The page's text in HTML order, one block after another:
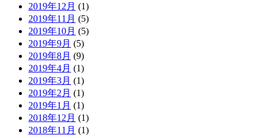
2019年12月 (1)
2019年11月 (5)
2019年10月 (5)
2019年9月 (5)
2019年8月 (9)
2019年4月 (1)
2019年3月 (1)
2019年2月 (1)
2019年1月 (1)
2018年12月 (1)
2018年11月 (1)